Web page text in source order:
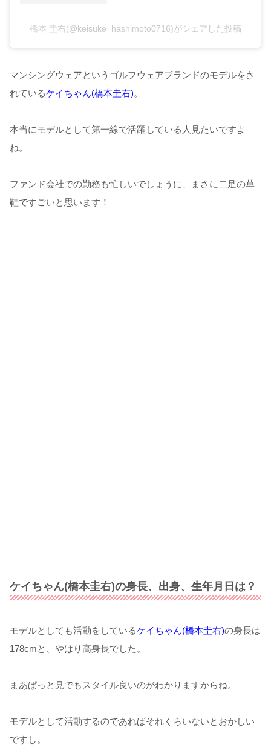
橋本 圭右(@keisuke_hashimoto0716)がシェアした投稿
マンシングウェアというゴルフウェアブランドのモデルをさ
れているケイちゃん(橋本圭右)。
本当にモデルとして第一線で活躍している人見たいですよ
ね。
ファンド会社での勤務も忙しいでしょうに、まさに二足の草
鞋ですごいと思います！
ケイちゃん(橋本圭右)の身長、出身、生年月日は？
モデルとしても活動をしているケイちゃん(橋本圭右)の身長は
178cmと、やはり高身長でした。
まあぱっと見でもスタイル良いのがわかりますからね。
モデルとして活動するのであればそれくらいないとおかしい
ですし。